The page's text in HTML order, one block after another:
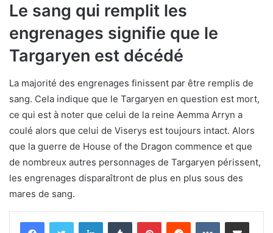
Le sang qui remplit les
engrenages signifie que le
Targaryen est décédé
La majorité des engrenages finissent par être remplis de
sang. Cela indique que le Targaryen en question est mort,
ce qui est à noter que celui de la reine Aemma Arryn a
coulé alors que celui de Viserys est toujours intact. Alors
que la guerre de House of the Dragon commence et que
de nombreux autres personnages de Targaryen périssent,
les engrenages disparaîtront de plus en plus sous des
mares de sang.
LinkedinTumblr PinterestReddit VKontaktePartager par email